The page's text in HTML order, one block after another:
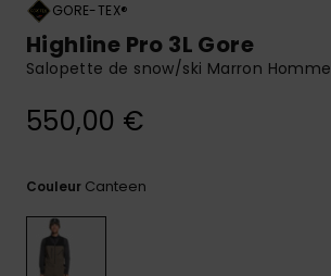
une
conversation
GORE-TEX®
Highline Pro 3L Gore
Salopette de snow/ski Marron Homme
550,00 €
Couleur Canteen